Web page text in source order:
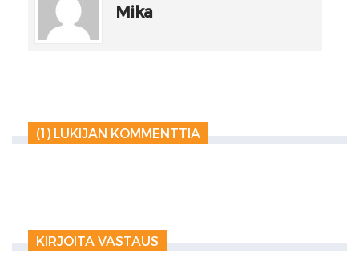
Mika
(1) LUKIJAN KOMMENTTIA
KIRJOITA VASTAUS